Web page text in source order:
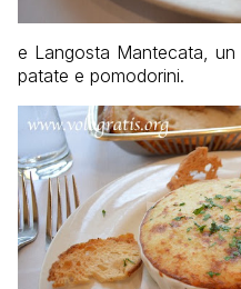
e Langosta Mantecata,
patate e pomodorini.